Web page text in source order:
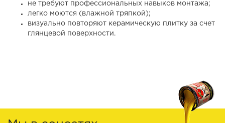
не требуют профессиональных навыков монтажа;
легко моются (влажной тряпкой);
визуально повторяют керамическую плитку за счет
глянцевой поверхности.